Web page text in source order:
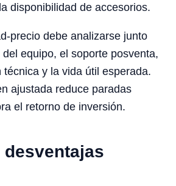
disponibilidad de accesorios.
precio debe analizarse junto
equipo, el soporte posventa,
técnica y la vida útil esperada.
ajustada reduce paradas
el retorno de inversión.
desventajas